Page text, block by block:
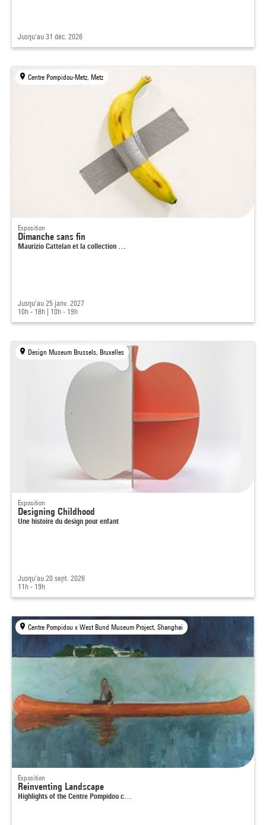
Jusqu'au 31 déc. 2026
Centre Pompidou-Metz, Metz
Exposition
Dimanche sans fin
Maurizio Cattelan et la collection …
Jusqu'au 25 janv. 2027
10h - 18h
10h - 19h
Design Museum Brussels, Bruxelles
Exposition
Designing Childhood
Une histoire du design pour enfant
Jusqu'au 20 sept. 2026
11h - 19h
Centre Pompidou x West Bund Museum Project, Shanghai
Exposition
Reinventing Landscape
Highlights of the Centre Pompidou c…